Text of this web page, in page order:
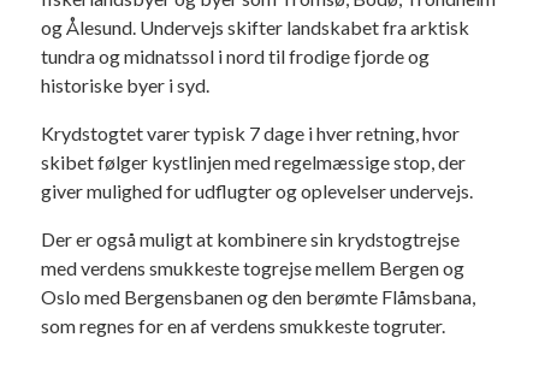
og Ålesund. Undervejs skifter landskabet fra arktisk
tundra og midnatssol i nord til frodige fjorde og
historiske byer i syd.
Krydstogtet varer typisk 7 dage i hver retning, hvor
skibet følger kystlinjen med regelmæssige stop, der
giver mulighed for udflugter og oplevelser undervejs.
Der er også muligt at kombinere sin krydstogtrejse
med verdens smukkeste togrejse mellem Bergen og
Oslo med Bergensbanen og den berømte Flåmsbana,
som regnes for en af verdens smukkeste togruter.